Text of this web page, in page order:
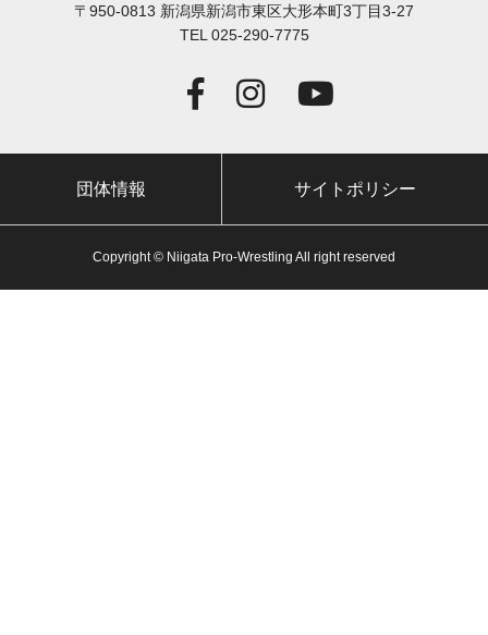
〒950-0813 新潟県新潟市東区大形本町3丁目3-27
TEL 025-290-7775
団体情報 サイトポリシー
Copyright © Niigata Pro-Wrestling All right reserved